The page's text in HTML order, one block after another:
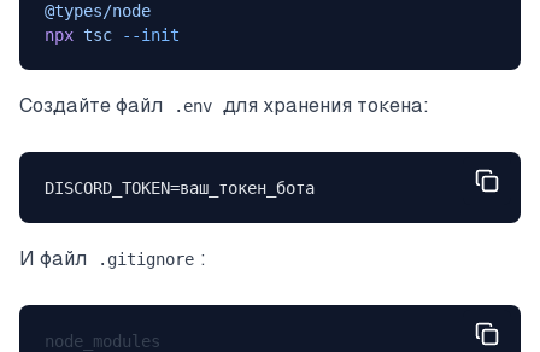
@types/node
npx tsc --init
Создайте файл .env для хранения токена:
DISCORD_TOKEN=ваш_токен_бота
И файл .gitignore :
node_modules